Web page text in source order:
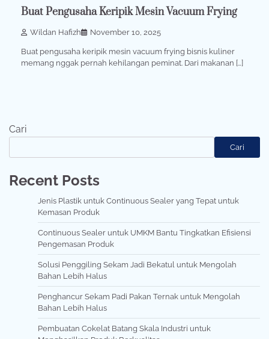
Buat Pengusaha Keripik Mesin Vacuum Frying
Wildan Hafizh November 10, 2025
Buat pengusaha keripik mesin vacuum frying bisnis kuliner
memang nggak pernah kehilangan peminat. Dari makanan […]
Cari
Cari
Recent Posts
Jenis Plastik untuk Continuous Sealer yang Tepat untuk
Kemasan Produk
Continuous Sealer untuk UMKM Bantu Tingkatkan Efisiensi
Pengemasan Produk
Solusi Penggiling Sekam Jadi Bekatul untuk Mengolah
Bahan Lebih Halus
Penghancur Sekam Padi Pakan Ternak untuk Mengolah
Bahan Lebih Halus
Pembuatan Cokelat Batang Skala Industri untuk